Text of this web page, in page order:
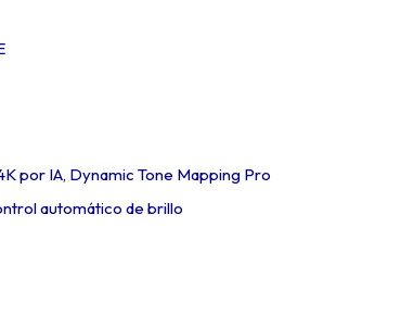
por IA, Dynamic Tone Mapping Pro
automático de brillo